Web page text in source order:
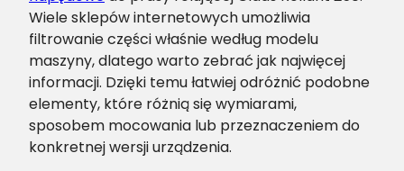
Wiele sklepów internetowych umożliwia
filtrowanie części właśnie według modelu
maszyny, dlatego warto zebrać jak najwięcej
informacji. Dzięki temu łatwiej odróżnić podobne
elementy, które różnią się wymiarami,
sposobem mocowania lub przeznaczeniem do
konkretnej wersji urządzenia.